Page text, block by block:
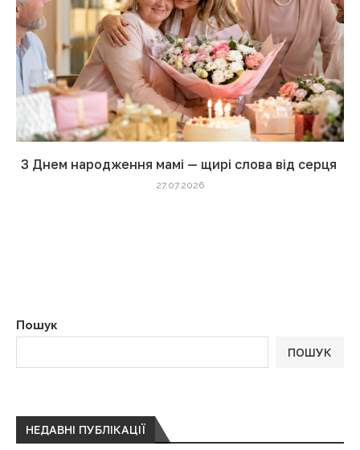
З Днем народження мамі — щирі слова від серця
27.07.2026
Пошук
ПОШУК
НЕДАВНІ ПУБЛІКАЦІЇ